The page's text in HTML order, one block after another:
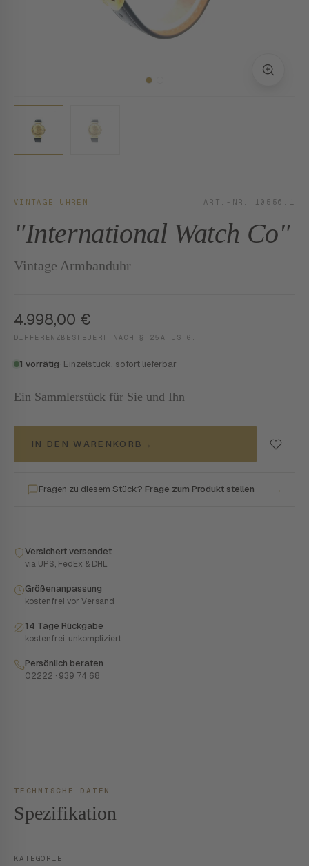
VINTAGE UHREN ART.-NR. 10556.1
"International Watch Co"
Vintage Armbanduhr
4.998,00 €
DIFFERENZBESTEUERT NACH § 25A USTG.
1 vorrätig· Einzelstück, sofort lieferbar
Ein Sammlerstück für Sie und Ihn
IN DEN WARENKORB →
Fragen zu diesem Stück? Frage zum Produkt stellen →
Versichert versendet
via UPS, FedEx & DHL
Größenanpassung
kostenfrei vor Versand
14 Tage Rückgabe
kostenfrei, unkompliziert
Persönlich beraten
02222 · 939 74 68
TECHNISCHE DATEN
Spezifikation
KATEGORIE